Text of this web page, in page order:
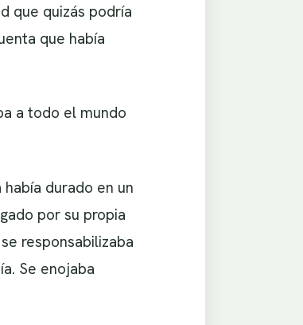
que quizás podría
que había
a todo el mundo
durado en un
por su propia
responsabilizaba
Se enojaba